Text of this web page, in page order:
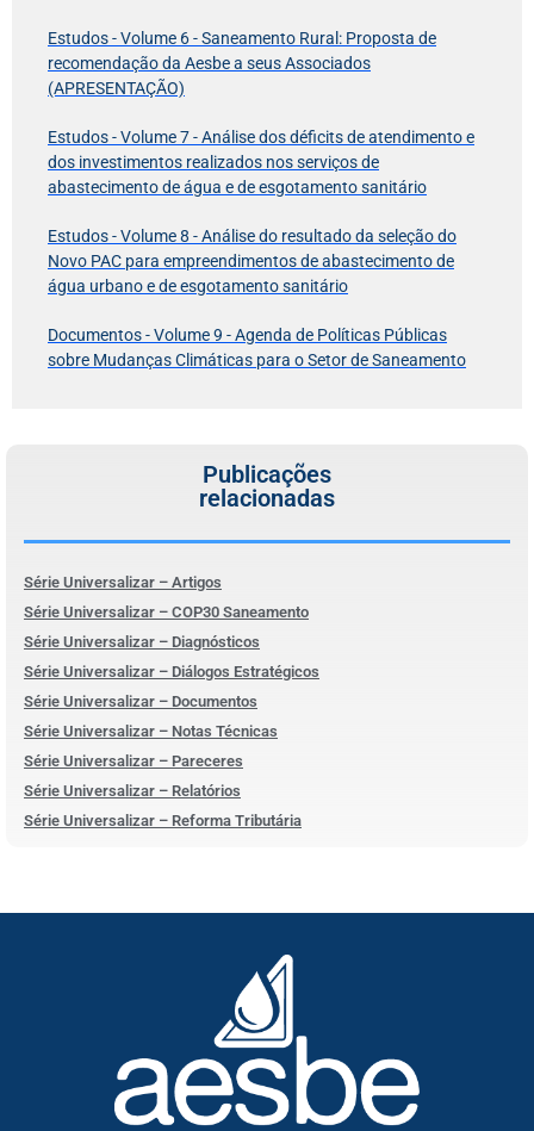
Estudos - Volume 6 - Saneamento Rural: Proposta de
recomendação da Aesbe a seus Associados
(APRESENTAÇÃO)
Estudos - Volume 7 - Análise dos déficits de atendimento e
dos investimentos realizados nos serviços de
abastecimento de água e de esgotamento sanitário
Estudos - Volume 8 - Análise do resultado da seleção do
Novo PAC para empreendimentos de abastecimento de
água urbano e de esgotamento sanitário
Documentos - Volume 9 - Agenda de Políticas Públicas
sobre Mudanças Climáticas para o Setor de Saneamento
Publicações​
relacionadas
Série Universalizar – Artigos
Série Universalizar – COP30 Saneamento
Série Universalizar – Diagnósticos
Série Universalizar – Diálogos Estratégicos
Série Universalizar – Documentos
Série Universalizar – Notas Técnicas
Série Universalizar – Pareceres
Série Universalizar – Relatórios
Série Universalizar – Reforma Tributária